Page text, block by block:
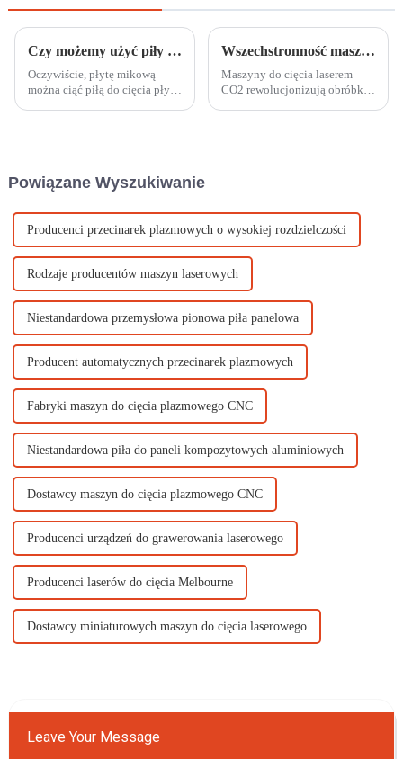
Czy możemy użyć piły do ​​cięcia płyt mikowych do cięcia płyt mikowych?
Oczywiście, płytę mikową
można ciąć piłą do cięcia płyt
efektów krawędziowych; ten
Wszechstronność maszyn do cięcia laserem CO2: od majsterkowania po zastosowania przemysłowe
Maszyny do cięcia laserem
CO2 rewolucjonizują obróbkę
Powiązane Wyszukiwanie
Producenci przecinarek plazmowych o wysokiej rozdzielczości
Rodzaje producentów maszyn laserowych
Niestandardowa przemysłowa pionowa piła panelowa
Producent automatycznych przecinarek plazmowych
Fabryki maszyn do cięcia plazmowego CNC
Niestandardowa piła do paneli kompozytowych aluminiowych
Dostawcy maszyn do cięcia plazmowego CNC
Producenci urządzeń do grawerowania laserowego
Producenci laserów do cięcia Melbourne
Dostawcy miniaturowych maszyn do cięcia laserowego
Leave Your Message